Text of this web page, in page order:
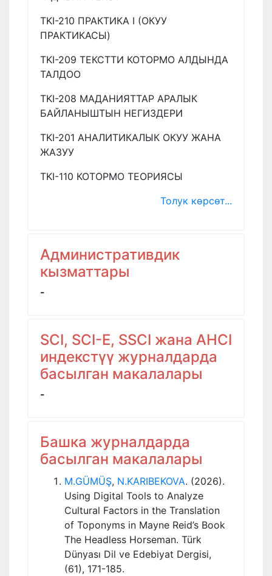
TKI-210 ПРАКТИКА I (ОКУУ
ПРАКТИКАСЫ)
TKI-209 ТЕКСТТИ КОТОРМО АЛДЫНДА
ТАЛДОО
TKI-208 МАДАНИЯТТАР АРАЛЫК
БАЙЛАНЫШТЫН НЕГИЗДЕРИ
TKI-201 АНАЛИТИКАЛЫК ОКУУ ЖАНА
ЖАЗУУ
TKI-110 КОТОРМО ТЕОРИЯСЫ
Толук көрсөт...
Административдик
кызматтары
-
SCI, SCI-E, SSCI жана AHCI
индекстүү журналдарда
басылган макалалары
-
Башка журналдарда
басылган макалалары
M.GÜMÜŞ, N.KARIBEKOVA. (2026).
Using Digital Tools to Analyze
Cultural Factors in the Translation
of Toponyms in Mayne Reid’s Book
The Headless Horseman. Türk
Dünyası Dil ve Edebiyat Dergisi,
(61), 171-185.